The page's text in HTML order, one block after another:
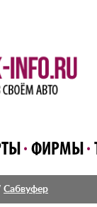
ФИРМЫ
Сабвуфер